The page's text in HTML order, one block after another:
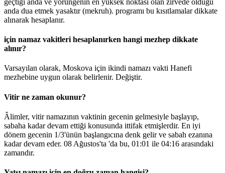
anda dua etmek yasaktır (mekruh). programı bu kısıtlamalar dikkate
alınarak hesaplanır.
için namaz vakitleri hesaplanırken hangi mezhep dikkate
alınır?
Varsayılan olarak, Moskova için ikindi namazı vakti Hanefi
mezhebine uygun olarak belirlenir. Değiştir.
Vitir ne zaman okunur?
Âlimler, vitir namazının vaktinin gecenin gelmesiyle başlayıp,
sabaha kadar devam ettiği konusunda ittifak etmişlerdir. En iyi
dönem gecenin 1/3'ünün başlangıcına denk gelir ve sabah ezanına
kadar devam eder. 08 Ağustos'ta 'da bu, 01:01 ile 04:16 arasındaki
zamandır.